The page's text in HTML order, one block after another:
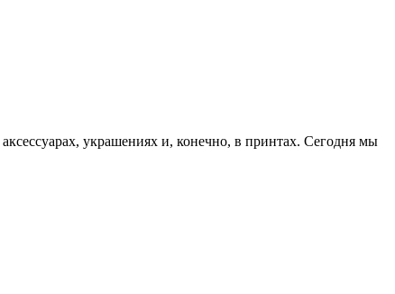
украшениях и, конечно, в принтах. Сегодня мы